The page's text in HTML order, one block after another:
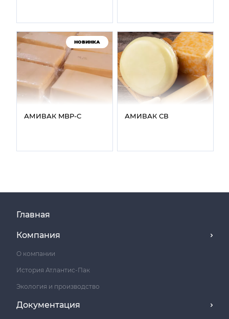
НОВИНКА
АМИВАК MBP‑C АМИВАК СВ
Главная
Компания
О компании
История Атлантис-Пак
Экология и производство
Документация